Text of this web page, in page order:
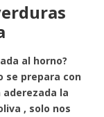
al horno?
se prepara con
la
, solo nos